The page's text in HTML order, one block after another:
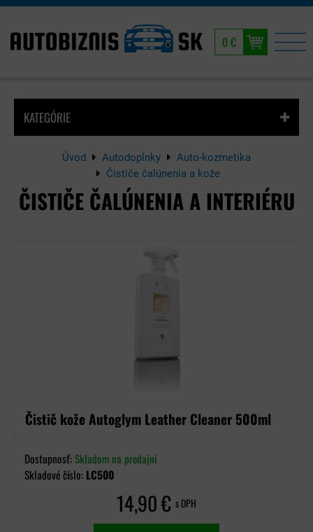
0 €
Úvod Autodoplnky
Auto-kozmetika
Čističe čalúnenia a kože
ČISTIČE ČALÚNENIA A INTERIÉRU
KATEGÓRIE
Čistič kože Autoglym Leather Cleaner 500ml
Dostupnosť:Skladom na predajni
Skladové číslo: LC500
14,90 € s DPH